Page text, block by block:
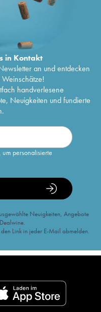
in Kontakt
an und entdecken
handverlesene
Neuigkeiten und fundierte
um personalisierte
Neuigkeiten, Angebote
Link in jeder E-Mail abmelden.